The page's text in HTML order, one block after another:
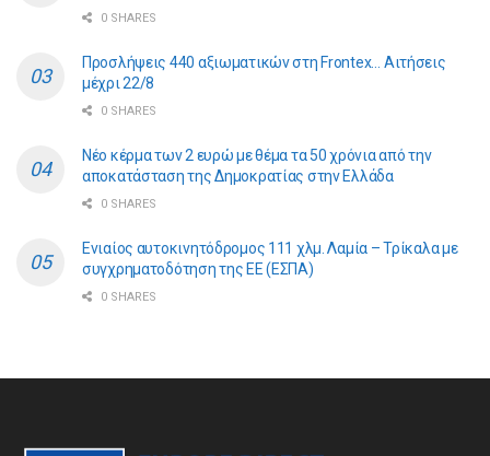
0 SHARES
Προσλήψεις 440 αξιωματικών στη Frontex… Αιτήσεις
μέχρι 22/8
0 SHARES
Νέο κέρμα των 2 ευρώ με θέμα τα 50 χρόνια από την
αποκατάσταση της Δημοκρατίας στην Ελλάδα
0 SHARES
Ενιαίος αυτοκινητόδρομος 111 χλμ. Λαμία – Τρίκαλα με
συγχρηματοδότηση της ΕE (ΕΣΠΑ)
0 SHARES